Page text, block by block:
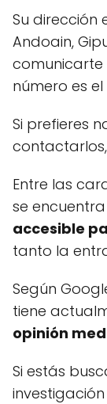
Su dirección
Andoain,
comunicarte
número es el
Si prefieres
Entre las
se
accesible
tanto la
Según
tiene
opinión
Si estás